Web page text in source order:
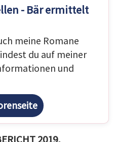
- Bär ermittelt
meine Romane
du auf meiner
und